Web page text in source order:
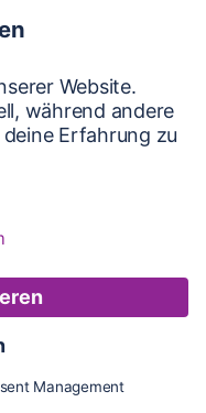
Konto